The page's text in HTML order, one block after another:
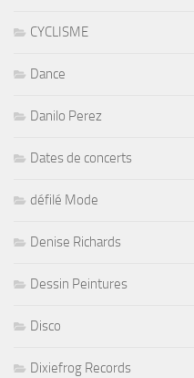
CYCLISME
Dance
Danilo Perez
Dates de concerts
défilé Mode
Denise Richards
Dessin Peintures
Disco
Dixiefrog Records